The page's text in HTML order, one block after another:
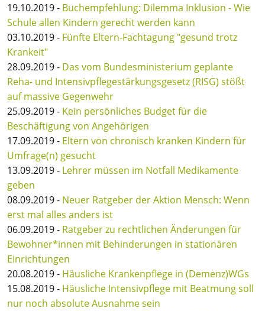
19.10.2019 - Buchempfehlung: Dilemma Inklusion - Wie
Schule allen Kindern gerecht werden kann
03.10.2019 - Fünfte Eltern-Fachtagung "gesund trotz
Krankeit"
28.09.2019 - Das vom Bundesministerium geplante
Reha- und Intensivpflegestärkungsgesetz (RISG) stößt
auf massive Gegenwehr
25.09.2019 - Kein persönliches Budget für die
Beschäftigung von Angehörigen
17.09.2019 - Eltern von chronisch kranken Kindern für
Umfrage(n) gesucht
13.09.2019 - Lehrer müssen im Notfall Medikamente
geben
08.09.2019 - Neuer Ratgeber der Aktion Mensch: Wenn
erst mal alles anders ist
06.09.2019 - Ratgeber zu rechtlichen Änderungen für
Bewohner*innen mit Behinderungen in stationären
Einrichtungen
20.08.2019 - Häusliche Krankenpflege in (Demenz)WGs
15.08.2019 - Häusliche Intensivpflege mit Beatmung soll
nur noch absolute Ausnahme sein